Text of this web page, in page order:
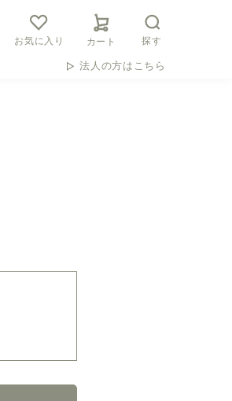
お気に入り カート 探す
法人の方はこちら